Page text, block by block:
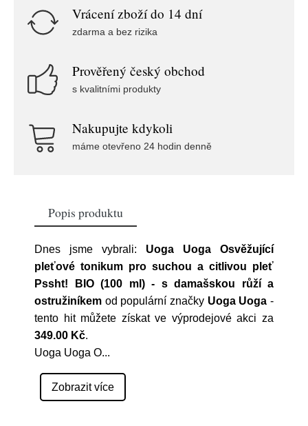
Vrácení zboží do 14 dní
zdarma a bez rizika
Prověřený český obchod
s kvalitními produkty
Nakupujte kdykoli
máme otevřeno 24 hodin denně
Popis produktu
Dnes jsme vybrali: Uoga Uoga Osvěžující
pleťové tonikum pro suchou a citlivou pleť
Pssht! BIO (100 ml) - s damašskou růží a
ostružiníkem od populární značky Uoga Uoga -
tento hit můžete získat ve výprodejové akci za
349.00 Kč.
Uoga Uoga O...
Zobrazit více